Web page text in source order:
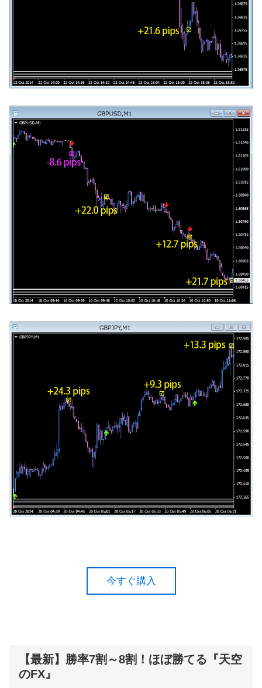
今すぐ購入
【最新】勝率7割～8割！ほぼ勝てる『天空
のFX』